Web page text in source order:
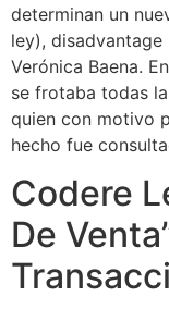
determinan un
ley),
Verónica Baena.
se frotaba todas
quien con motivo
hecho fue
Codere
De